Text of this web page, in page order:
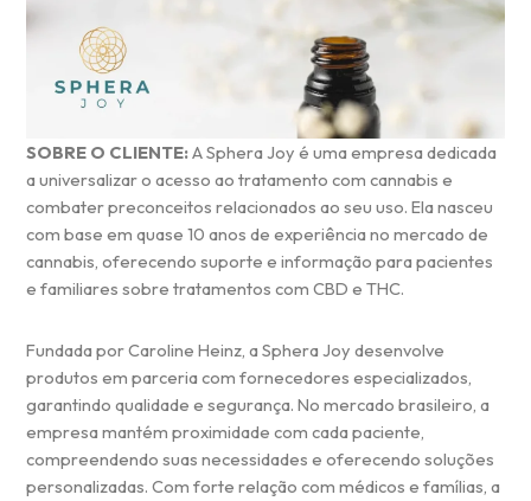
SOBRE O CLIENTE:A Sphera Joy é uma empresa dedicada
a universalizar o acesso ao tratamento com cannabis e
combater preconceitos relacionados ao seu uso. Ela nasceu
com base em quase 10 anos de experiência no mercado de
cannabis, oferecendo suporte e informação para pacientes
e familiares sobre tratamentos com CBD e THC.
Fundada por Caroline Heinz, a Sphera Joy desenvolve
produtos em parceria com fornecedores especializados,
garantindo qualidade e segurança. No mercado brasileiro, a
empresa mantém proximidade com cada paciente,
compreendendo suas necessidades e oferecendo soluções
personalizadas. Com forte relação com médicos e famílias, a